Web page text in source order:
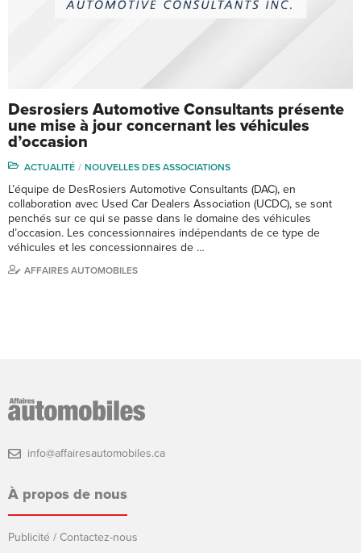
Desrosiers Automotive Consultants présente
une mise à jour concernant les véhicules
d’occasion
ACTUALITÉ NOUVELLES DES ASSOCIATIONS
L’équipe de DesRosiers Automotive Consultants (DAC), en
collaboration avec Used Car Dealers Association (UCDC), se sont
penchés sur ce qui se passe dans le domaine des véhicules
d’occasion. Les concessionnaires indépendants de ce type de
véhicules et les concessionnaires de …
AFFAIRES AUTOMOBILES
info@affairesautomobiles.ca
À propos de nous
Publicité / Contactez-nous